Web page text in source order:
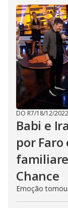
DO R7/18/12/2022
Babi e
por
Chance
Emoção